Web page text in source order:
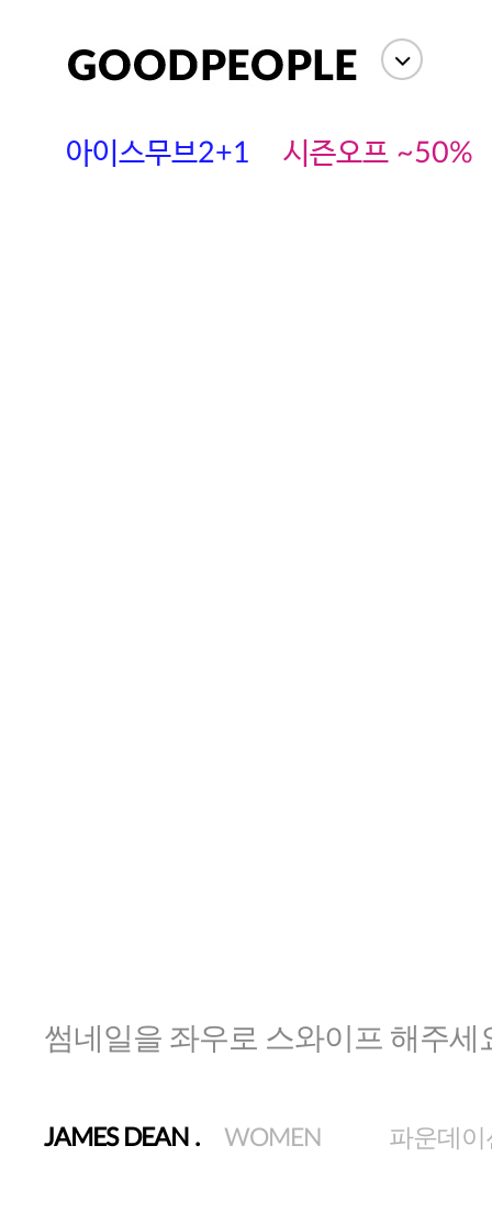
아이스무브2+1 시즌오프 ~50%
썸네일을 좌우로 스와이프 해주세
JAMES DEAN . WOMEN 파운데이